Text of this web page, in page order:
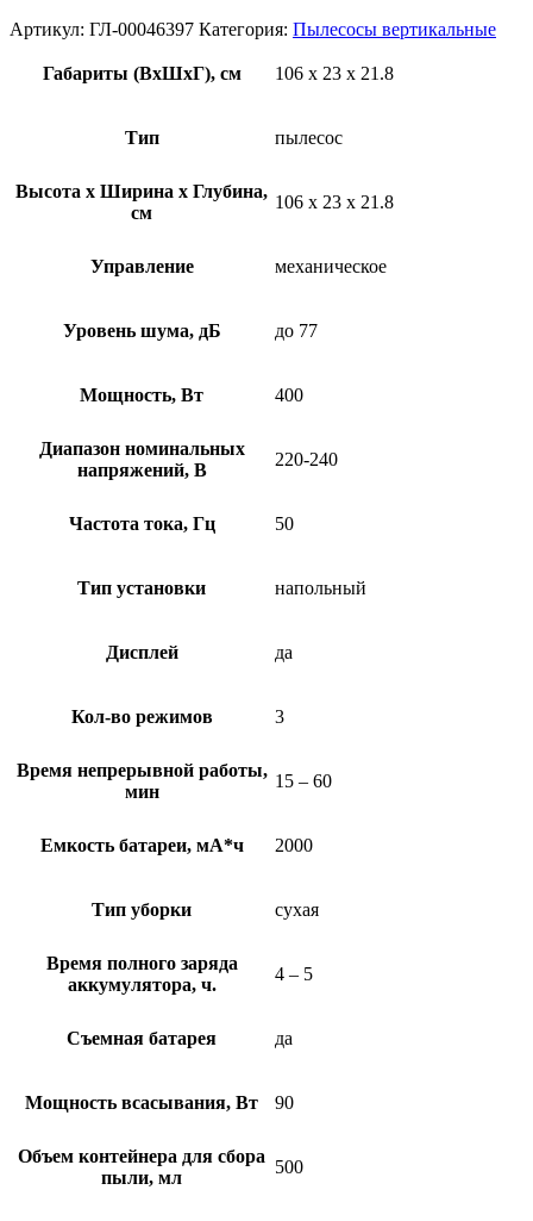
Артикул: ГЛ-00046397 Категория: Пылесосы вертикальные
Габариты (ВхШхГ), см 106 х 23 х 21.8
Тип пылесос
Высота х Ширина х Глубина,
см
106 х 23 х 21.8
Управление механическое
Уровень шума, дБ до 77
Мощность, Вт 400
Диапазон номинальных
напряжений, В
220-240
Частота тока, Гц 50
Тип установки напольный
Дисплей да
Кол-во режимов 3
Время непрерывной работы,
мин
15 – 60
Емкость батареи, мА*ч 2000
Тип уборки сухая
Время полного заряда
аккумулятора, ч.
4 – 5
Съемная батарея да
Мощность всасывания, Вт 90
Объем контейнера для сбора
пыли, мл
500